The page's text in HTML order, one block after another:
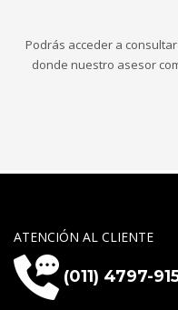
Podrás acceder a
donde nuestro asesor
ATENCIÓN AL CLIENTE
(011) 4797-